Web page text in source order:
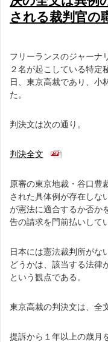
される裁判官の
フリーランスのジャーナ
２名が起こしている特定
日、東京高裁であり、小
た。
判決文は次の通り。
判決全文
原審の東京地裁・谷口豊
された具体例が存在しな
が憲法に適合するか否か
告の請求を門前払いして
日本には憲法裁判所がな
どうかは、該当する法律
という観点である。
東京高裁の判決文は、全
提訴から１年以上の歳月